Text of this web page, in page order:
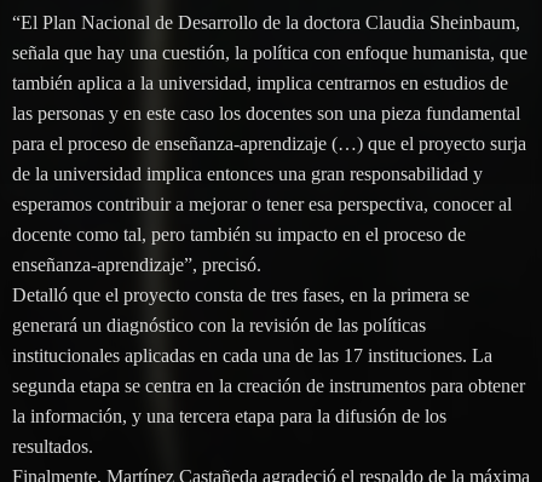
“El Plan Nacional de Desarrollo de la doctora Claudia Sheinbaum,
señala que hay una cuestión, la política con enfoque humanista, que
también aplica a la universidad, implica centrarnos en estudios de
las personas y en este caso los docentes son una pieza fundamental
para el proceso de enseñanza-aprendizaje (…) que el proyecto surja
de la universidad implica entonces una gran responsabilidad y
esperamos contribuir a mejorar o tener esa perspectiva, conocer al
docente como tal, pero también su impacto en el proceso de
enseñanza-aprendizaje”, precisó.
Detalló que el proyecto consta de tres fases, en la primera se
generará un diagnóstico con la revisión de las políticas
institucionales aplicadas en cada una de las 17 instituciones. La
segunda etapa se centra en la creación de instrumentos para obtener
la información, y una tercera etapa para la difusión de los
resultados.
Finalmente, Martínez Castañeda agradeció el respaldo de la máxima